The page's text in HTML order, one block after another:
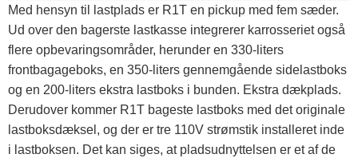
Med hensyn til lastplads er R1T en pickup med fem sæder.
Ud over den bagerste lastkasse integrerer karrosseriet også
flere opbevaringsområder, herunder en 330-liters
frontbagageboks, en 350-liters gennemgående sidelastboks
og en 200-liters ekstra lastboks i bunden. Ekstra dækplads.
Derudover kommer R1T bageste lastboks med det originale
lastboksdæksel, og der er tre 110V strømstik installeret inde
i lastboksen. Det kan siges, at pladsudnyttelsen er et af de